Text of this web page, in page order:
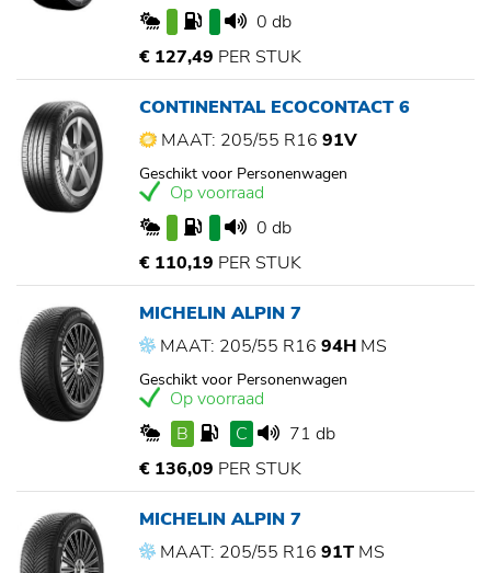
0 db
€ 127,49 PER STUK
CONTINENTAL ECOCONTACT 6
MAAT: 205/55 R16 91V
Geschikt voor Personenwagen
Op voorraad
0 db
€ 110,19 PER STUK
MICHELIN ALPIN 7
MAAT: 205/55 R16 94H MS
Geschikt voor Personenwagen
Op voorraad
B
C
71 db
€ 136,09 PER STUK
MICHELIN ALPIN 7
MAAT: 205/55 R16 91T MS